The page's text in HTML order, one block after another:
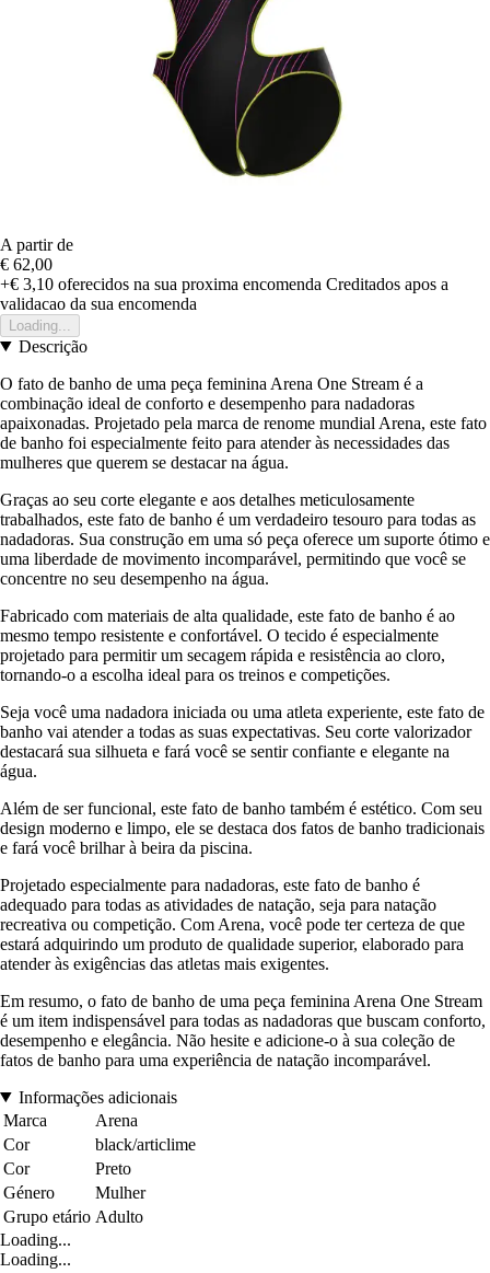
A partir de
€ 62,00
+€ 3,10 oferecidos na sua proxima encomenda Creditados apos a
validacao da sua encomenda
Loading...
Descrição
O fato de banho de uma peça feminina Arena One Stream é a
combinação ideal de conforto e desempenho para nadadoras
apaixonadas. Projetado pela marca de renome mundial Arena, este fato
de banho foi especialmente feito para atender às necessidades das
mulheres que querem se destacar na água.
Graças ao seu corte elegante e aos detalhes meticulosamente
trabalhados, este fato de banho é um verdadeiro tesouro para todas as
nadadoras. Sua construção em uma só peça oferece um suporte ótimo e
uma liberdade de movimento incomparável, permitindo que você se
concentre no seu desempenho na água.
Fabricado com materiais de alta qualidade, este fato de banho é ao
mesmo tempo resistente e confortável. O tecido é especialmente
projetado para permitir um secagem rápida e resistência ao cloro,
tornando-o a escolha ideal para os treinos e competições.
Seja você uma nadadora iniciada ou uma atleta experiente, este fato de
banho vai atender a todas as suas expectativas. Seu corte valorizador
destacará sua silhueta e fará você se sentir confiante e elegante na
água.
Além de ser funcional, este fato de banho também é estético. Com seu
design moderno e limpo, ele se destaca dos fatos de banho tradicionais
e fará você brilhar à beira da piscina.
Projetado especialmente para nadadoras, este fato de banho é
adequado para todas as atividades de natação, seja para natação
recreativa ou competição. Com Arena, você pode ter certeza de que
estará adquirindo um produto de qualidade superior, elaborado para
atender às exigências das atletas mais exigentes.
Em resumo, o fato de banho de uma peça feminina Arena One Stream
é um item indispensável para todas as nadadoras que buscam conforto,
desempenho e elegância. Não hesite e adicione-o à sua coleção de
fatos de banho para uma experiência de natação incomparável.
Informações adicionais
Marca
Arena
Cor
black/articlime
Cor
Preto
Género
Mulher
Grupo etário Adulto
Loading...
Loading...